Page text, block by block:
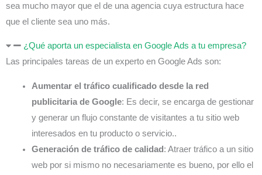
sea mucho mayor que el de una agencia cuya estructura hace
que el cliente sea uno más.
¿Qué aporta un especialista en Google Ads a tu empresa?
Las principales tareas de un experto en Google Ads son:
Aumentar el tráfico cualificado desde la red
publicitaria de Google: Es decir, se encarga de gestionar
y generar un flujo constante de visitantes a tu sitio web
interesados en tu producto o servicio..
Generación de tráfico de calidad : Atraer tráfico a un sitio
web por si mismo no necesariamente es bueno, por ello el